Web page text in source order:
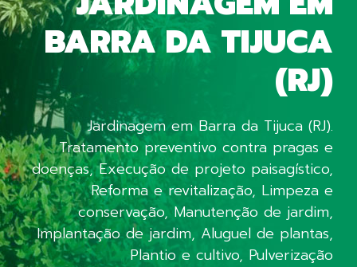
BARRA DA TIJUCA
(RJ)
Jardinagem em Barra da Tijuca (RJ).
Tratamento preventivo contra pragas e
doenças, Execução de projeto paisagístico,
Reforma e revitalização, Limpeza e
conservação, Manutenção de jardim,
Implantação de jardim, Aluguel de plantas,
Plantio e cultivo, Pulverização